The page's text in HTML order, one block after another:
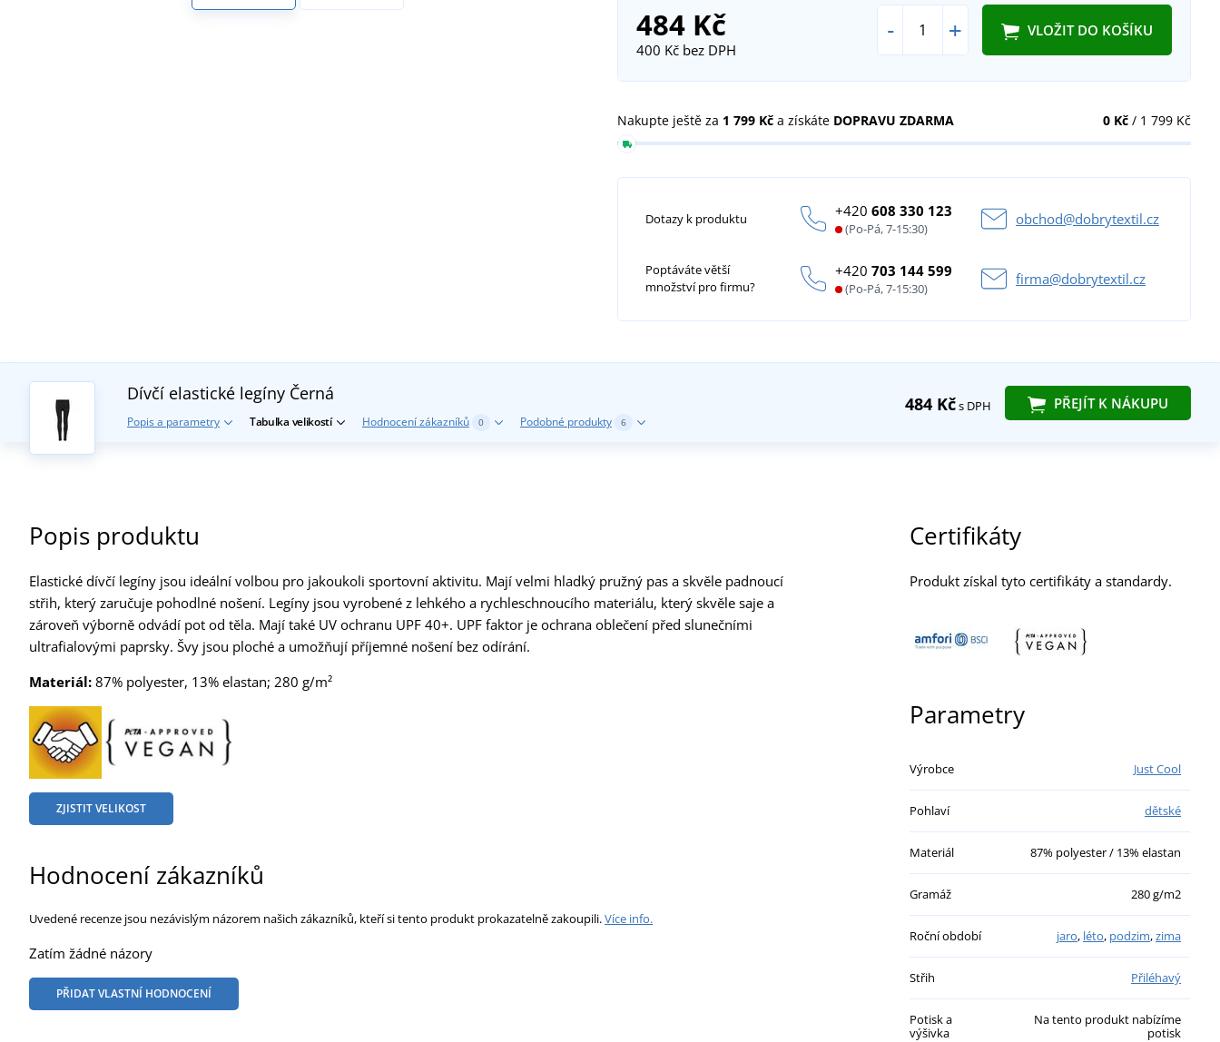
484 Kč
400 Kčbez DPH
- + VLOŽIT DO KOŠÍKU
0 Kč/ 1 799 Kč
Nakupte ještě za 1 799 Kč a získáte DOPRAVU ZDARMA
Dotazy k produktu +420608 330 123
(Po-Pá, 7-15:30)
obchod@dobrytextil.cz
Poptáváte větší
množství pro firmu?
+420703 144 599
(Po-Pá, 7-15:30)
firma@dobrytextil.cz
484 Kčs DPH PŘEJÍT K NÁKUPU
Dívčí elastické legíny Černá
Popis a parametry Tabulka velikostí Hodnocení zákazníků 0 Podobné produkty 6
Popis produktu
Elastické dívčí legíny jsou ideální volbou pro jakoukoli sportovní aktivitu. Mají velmi hladký pružný pas a skvěle padnoucí
střih, který zaručuje pohodlné nošení. Legíny jsou vyrobené z lehkého a rychleschnoucího materiálu, který skvěle saje a
zároveň výborně odvádí pot od těla. Mají také UV ochranu UPF 40+. UPF faktor je ochrana oblečení před slunečními
ultrafialovými paprsky. Švy jsou ploché a umožňují příjemné nošení bez odírání.
Materiál: 87% polyester, 13% elastan; 280 g/m²
ZJISTIT VELIKOST
Hodnocení zákazníků
Uvedené recenze jsou nezávislým názorem našich zákazníků, kteří si tento produkt prokazatelně zakoupili.Více info.
Zatím žádné názory
PŘIDAT VLASTNÍ HODNOCENÍ
Certifikáty
Produkt získal tyto certifikáty a standardy.
Parametry
Výrobce Just Cool
Pohlaví dětské
Materiál 87% polyester / 13% elastan
Gramáž 280 g/m2
Roční období jaro, léto, podzim,zima
Střih Přiléhavý
Potisk a
výšivka
Na tento produkt nabízíme
potisk